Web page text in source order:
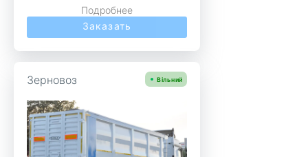
Подробнее
Заказать
Зерновоз Вільний